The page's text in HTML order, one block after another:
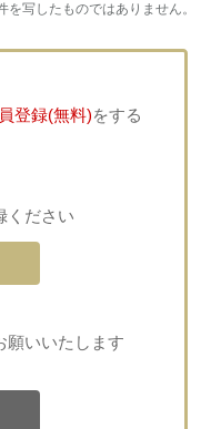
写したものではありません。
登録(無料)をする
ください
願いいたします